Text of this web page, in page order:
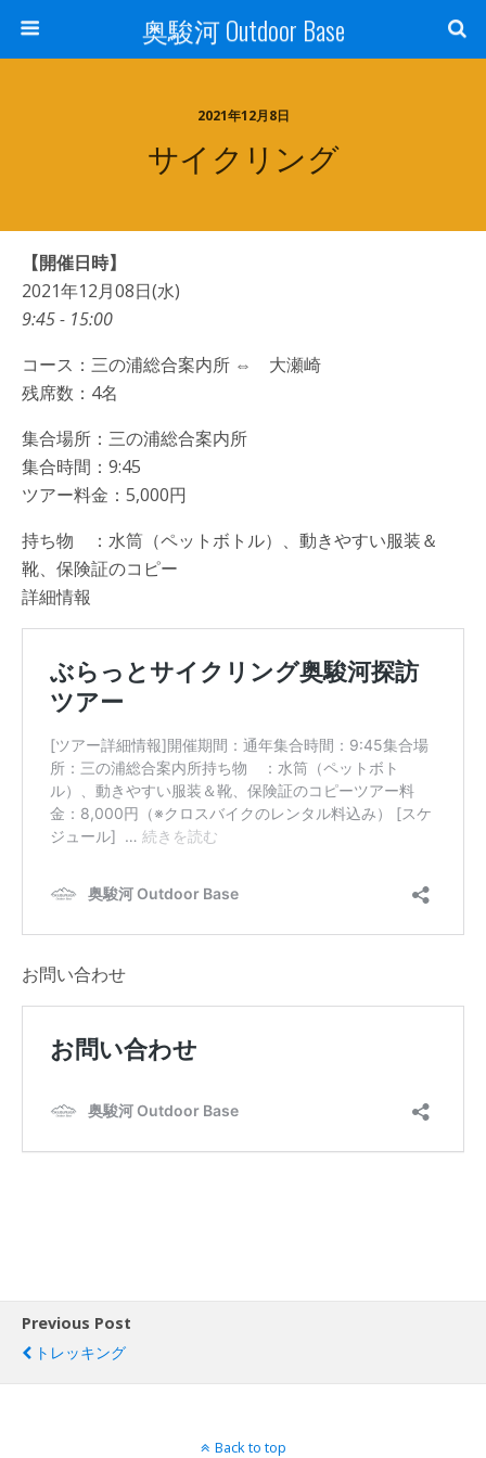
奥駿河 Outdoor Base
2021年12月8日
サイクリング
【開催日時】
2021年12月08日(水)
9:45 - 15:00
コース：三の浦総合案内所 ⇔ 大瀬崎
残席数：4名
集合場所：三の浦総合案内所
集合時間：9:45
ツアー料金：5,000円
持ち物 ：水筒（ペットボトル）、動きやすい服装＆
靴、保険証のコピー
詳細情報
お問い合わせ
Previous Post
トレッキング
Back to top